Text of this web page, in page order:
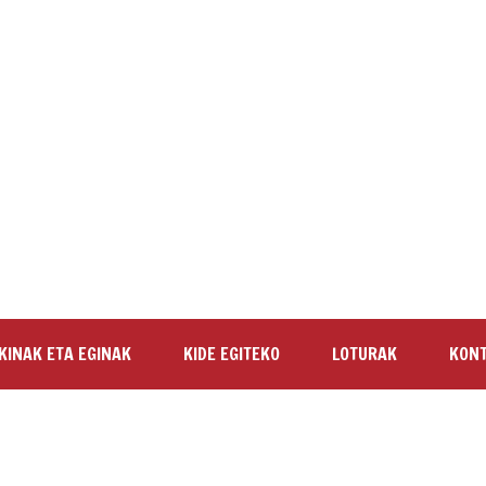
ETA EGINAK KIDE EGITEKO LOTURAK